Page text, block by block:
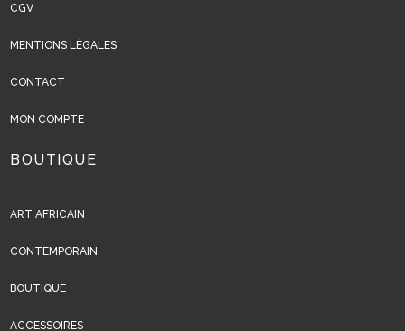
CGV
MENTIONS LÉGALES
CONTACT
MON COMPTE
BOUTIQUE
ART AFRICAIN
CONTEMPORAIN
BOUTIQUE
ACCESSOIRES